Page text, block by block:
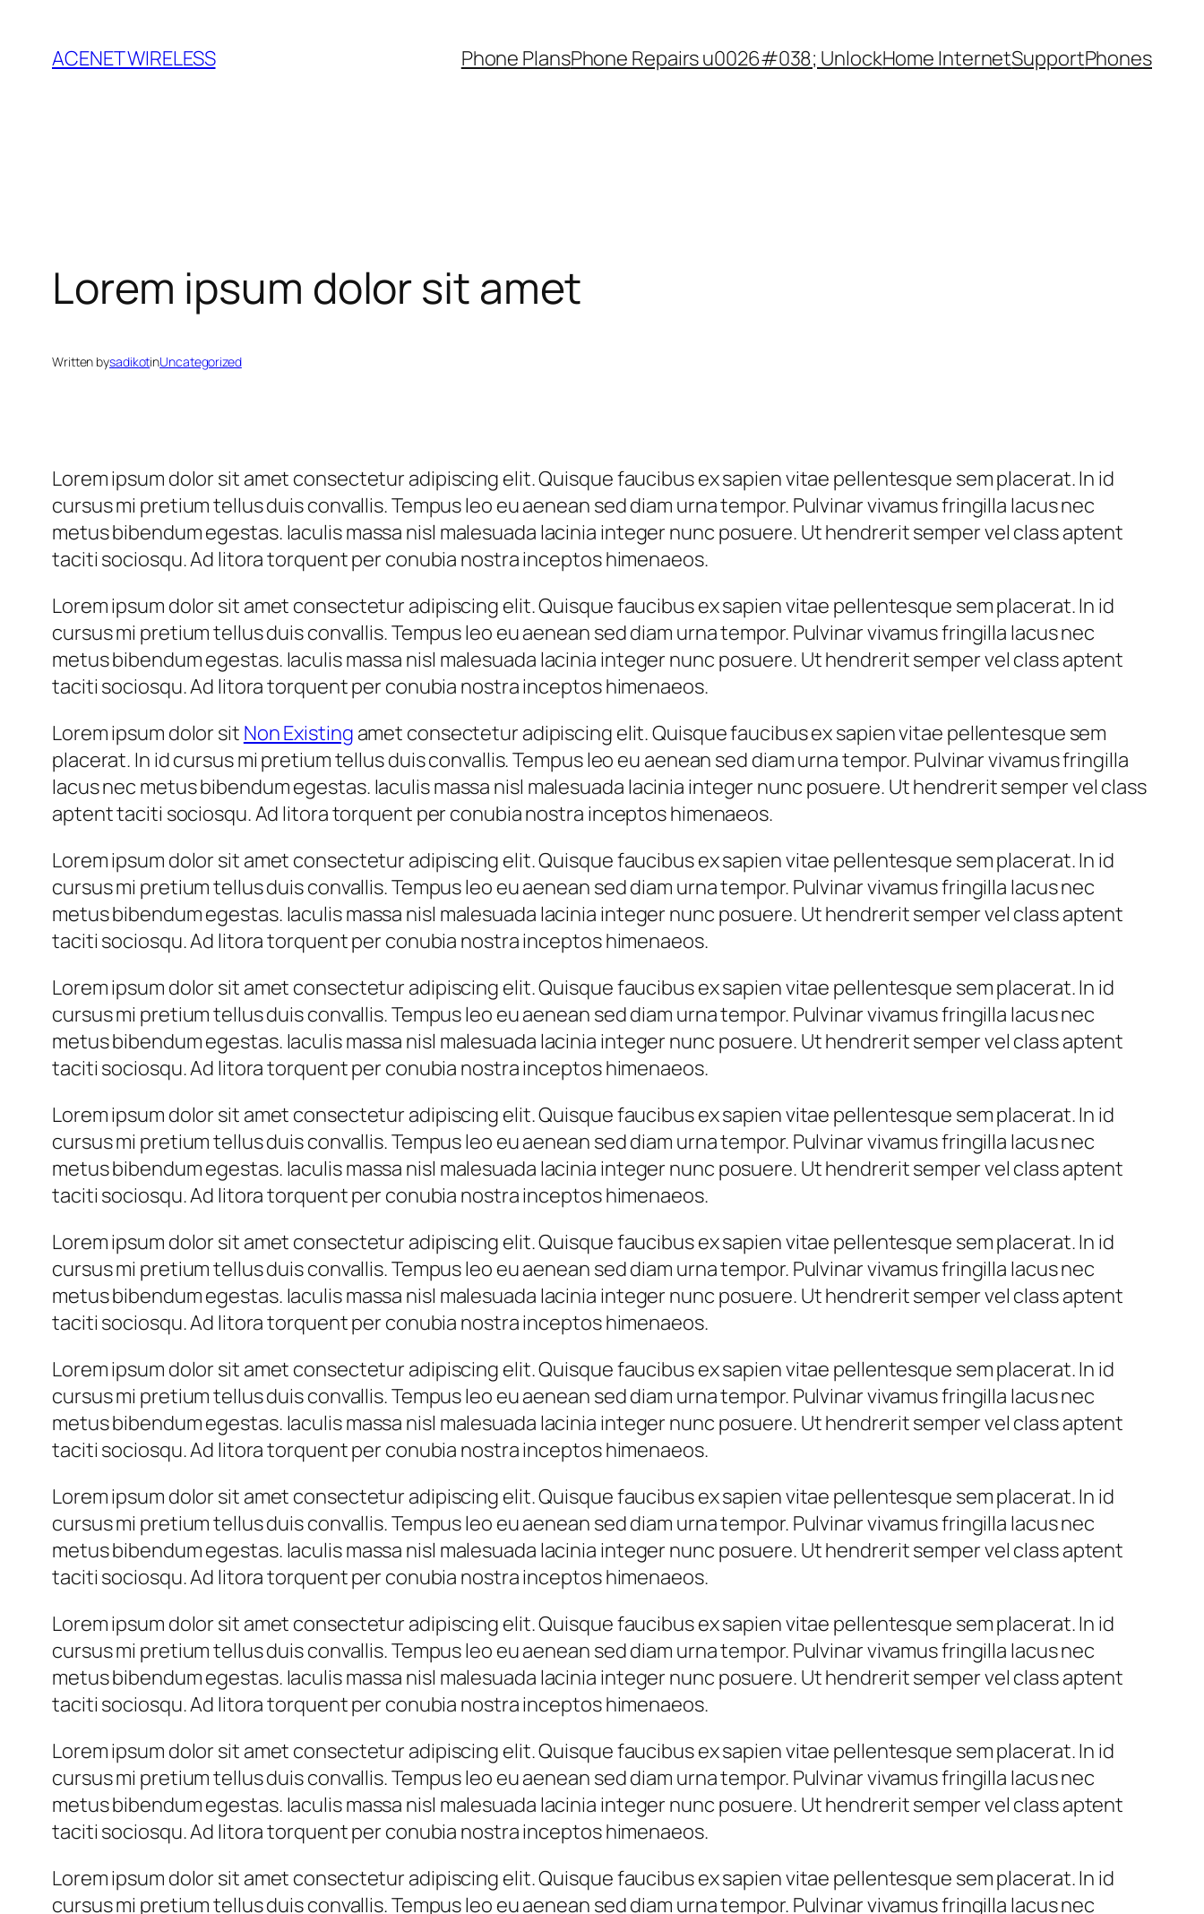
ACENET WIRELESS Phone PlansPhone Repairs u0026#038; UnlockHome InternetSupportPhones
Lorem ipsum dolor sit amet
Written bysadikotinUncategorized
Lorem ipsum dolor sit amet consectetur adipiscing elit. Quisque faucibus ex sapien vitae pellentesque sem placerat. In id
cursus mi pretium tellus duis convallis. Tempus leo eu aenean sed diam urna tempor. Pulvinar vivamus fringilla lacus nec
metus bibendum egestas. Iaculis massa nisl malesuada lacinia integer nunc posuere. Ut hendrerit semper vel class aptent
taciti sociosqu. Ad litora torquent per conubia nostra inceptos himenaeos.
Lorem ipsum dolor sit amet consectetur adipiscing elit. Quisque faucibus ex sapien vitae pellentesque sem placerat. In id
cursus mi pretium tellus duis convallis. Tempus leo eu aenean sed diam urna tempor. Pulvinar vivamus fringilla lacus nec
metus bibendum egestas. Iaculis massa nisl malesuada lacinia integer nunc posuere. Ut hendrerit semper vel class aptent
taciti sociosqu. Ad litora torquent per conubia nostra inceptos himenaeos.
Lorem ipsum dolor sit Non Existing amet consectetur adipiscing elit. Quisque faucibus ex sapien vitae pellentesque sem
placerat. In id cursus mi pretium tellus duis convallis. Tempus leo eu aenean sed diam urna tempor. Pulvinar vivamus fringilla
lacus nec metus bibendum egestas. Iaculis massa nisl malesuada lacinia integer nunc posuere. Ut hendrerit semper vel class
aptent taciti sociosqu. Ad litora torquent per conubia nostra inceptos himenaeos.
Lorem ipsum dolor sit amet consectetur adipiscing elit. Quisque faucibus ex sapien vitae pellentesque sem placerat. In id
cursus mi pretium tellus duis convallis. Tempus leo eu aenean sed diam urna tempor. Pulvinar vivamus fringilla lacus nec
metus bibendum egestas. Iaculis massa nisl malesuada lacinia integer nunc posuere. Ut hendrerit semper vel class aptent
taciti sociosqu. Ad litora torquent per conubia nostra inceptos himenaeos.
Lorem ipsum dolor sit amet consectetur adipiscing elit. Quisque faucibus ex sapien vitae pellentesque sem placerat. In id
cursus mi pretium tellus duis convallis. Tempus leo eu aenean sed diam urna tempor. Pulvinar vivamus fringilla lacus nec
metus bibendum egestas. Iaculis massa nisl malesuada lacinia integer nunc posuere. Ut hendrerit semper vel class aptent
taciti sociosqu. Ad litora torquent per conubia nostra inceptos himenaeos.
Lorem ipsum dolor sit amet consectetur adipiscing elit. Quisque faucibus ex sapien vitae pellentesque sem placerat. In id
cursus mi pretium tellus duis convallis. Tempus leo eu aenean sed diam urna tempor. Pulvinar vivamus fringilla lacus nec
metus bibendum egestas. Iaculis massa nisl malesuada lacinia integer nunc posuere. Ut hendrerit semper vel class aptent
taciti sociosqu. Ad litora torquent per conubia nostra inceptos himenaeos.
Lorem ipsum dolor sit amet consectetur adipiscing elit. Quisque faucibus ex sapien vitae pellentesque sem placerat. In id
cursus mi pretium tellus duis convallis. Tempus leo eu aenean sed diam urna tempor. Pulvinar vivamus fringilla lacus nec
metus bibendum egestas. Iaculis massa nisl malesuada lacinia integer nunc posuere. Ut hendrerit semper vel class aptent
taciti sociosqu. Ad litora torquent per conubia nostra inceptos himenaeos.
Lorem ipsum dolor sit amet consectetur adipiscing elit. Quisque faucibus ex sapien vitae pellentesque sem placerat. In id
cursus mi pretium tellus duis convallis. Tempus leo eu aenean sed diam urna tempor. Pulvinar vivamus fringilla lacus nec
metus bibendum egestas. Iaculis massa nisl malesuada lacinia integer nunc posuere. Ut hendrerit semper vel class aptent
taciti sociosqu. Ad litora torquent per conubia nostra inceptos himenaeos.
Lorem ipsum dolor sit amet consectetur adipiscing elit. Quisque faucibus ex sapien vitae pellentesque sem placerat. In id
cursus mi pretium tellus duis convallis. Tempus leo eu aenean sed diam urna tempor. Pulvinar vivamus fringilla lacus nec
metus bibendum egestas. Iaculis massa nisl malesuada lacinia integer nunc posuere. Ut hendrerit semper vel class aptent
taciti sociosqu. Ad litora torquent per conubia nostra inceptos himenaeos.
Lorem ipsum dolor sit amet consectetur adipiscing elit. Quisque faucibus ex sapien vitae pellentesque sem placerat. In id
cursus mi pretium tellus duis convallis. Tempus leo eu aenean sed diam urna tempor. Pulvinar vivamus fringilla lacus nec
metus bibendum egestas. Iaculis massa nisl malesuada lacinia integer nunc posuere. Ut hendrerit semper vel class aptent
taciti sociosqu. Ad litora torquent per conubia nostra inceptos himenaeos.
Lorem ipsum dolor sit amet consectetur adipiscing elit. Quisque faucibus ex sapien vitae pellentesque sem placerat. In id
cursus mi pretium tellus duis convallis. Tempus leo eu aenean sed diam urna tempor. Pulvinar vivamus fringilla lacus nec
metus bibendum egestas. Iaculis massa nisl malesuada lacinia integer nunc posuere. Ut hendrerit semper vel class aptent
taciti sociosqu. Ad litora torquent per conubia nostra inceptos himenaeos.
Lorem ipsum dolor sit amet consectetur adipiscing elit. Quisque faucibus ex sapien vitae pellentesque sem placerat. In id
cursus mi pretium tellus duis convallis. Tempus leo eu aenean sed diam urna tempor. Pulvinar vivamus fringilla lacus nec